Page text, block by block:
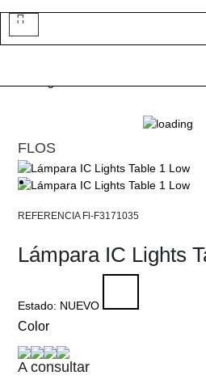
Toggle
FLOS
Fl-F3171035
Lámpara IC Lights
Estado: NUEVO
Color
A consultar